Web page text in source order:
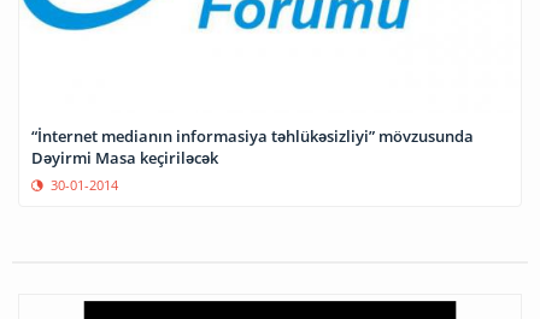
“İnternet medianın informasiya təhlükəsizliyi” mövzusunda
Dəyirmi Masa keçiriləcək
30-01-2014